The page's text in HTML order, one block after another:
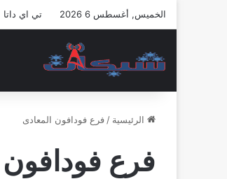
الخميس, أغسطس 6 2026 تي اي داتا
الرئيسية / فرع فودافون المعادى
فرع فودافون